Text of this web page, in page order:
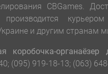
CBGames.
производится
и другим странам
коробочка-
(095) 919-18-13; (063)